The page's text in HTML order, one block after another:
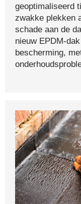
geoptimaliseerd
zwakke plekken
schade aan de
nieuw EPDM-
bescherming,